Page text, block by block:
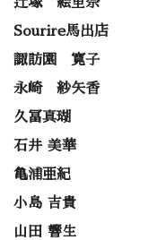
Sourire馬出店
諏訪園 寛子
永崎 紗矢香
久冨真瑚
石井 美華
亀浦亜紀
小島 吉貴
山田 響生